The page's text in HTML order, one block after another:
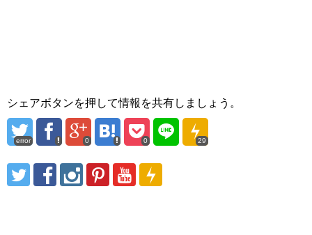
シェアボタンを押して情報を共有しましょう。
error 0 0 29